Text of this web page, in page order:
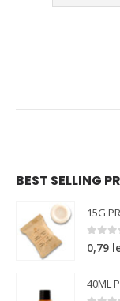
BEST SELLING
15G
0 out
0,79
40ML